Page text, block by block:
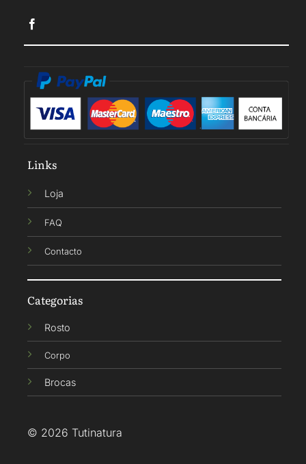
Links
Loja
FAQ
Contacto
Categorias
Rosto
Corpo
Brocas
© 2026 Tutinatura